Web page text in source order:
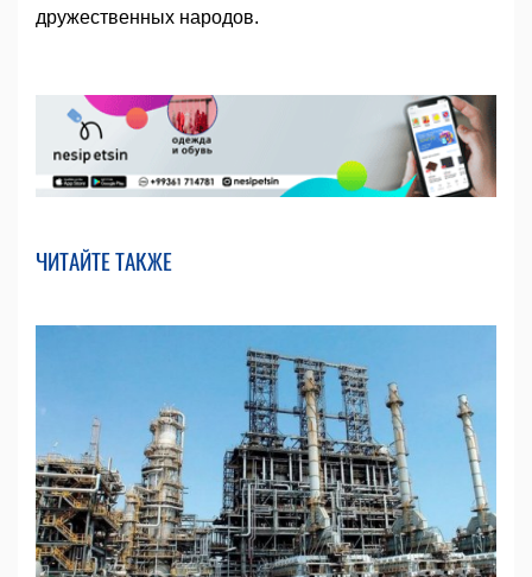
дружественных народов.
ЧИТАЙТЕ ТАКЖЕ